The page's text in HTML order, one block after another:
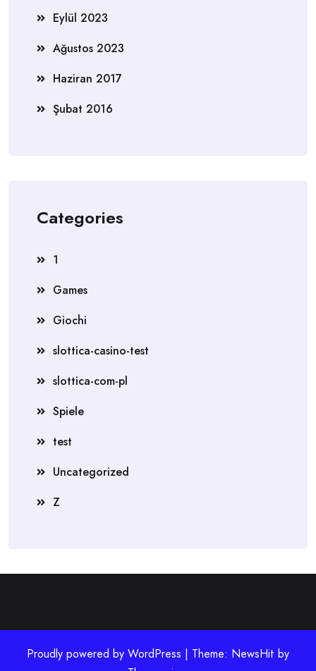
Eylül 2023
Ağustos 2023
Haziran 2017
Şubat 2016
Categories
1
Games
Giochi
slottica-casino-test
slottica-com-pl
Spiele
test
Uncategorized
Z
Proudly powered by WordPress | Theme: NewsHit by